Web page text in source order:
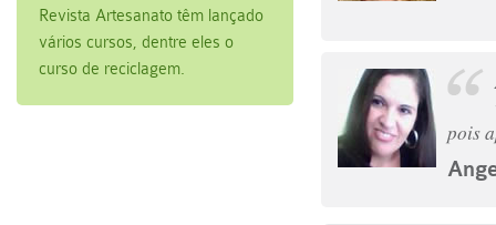
Revista Artesanato têm lançado
vários cursos, dentre eles o
curso de reciclagem.
pois